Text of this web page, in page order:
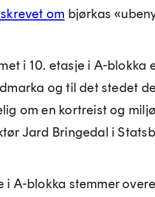
om bjørkas
i 10. etasje i A-blokka
og til det stedet
om en kortreist og
Jard Bringedal i
i A-blokka stemmer